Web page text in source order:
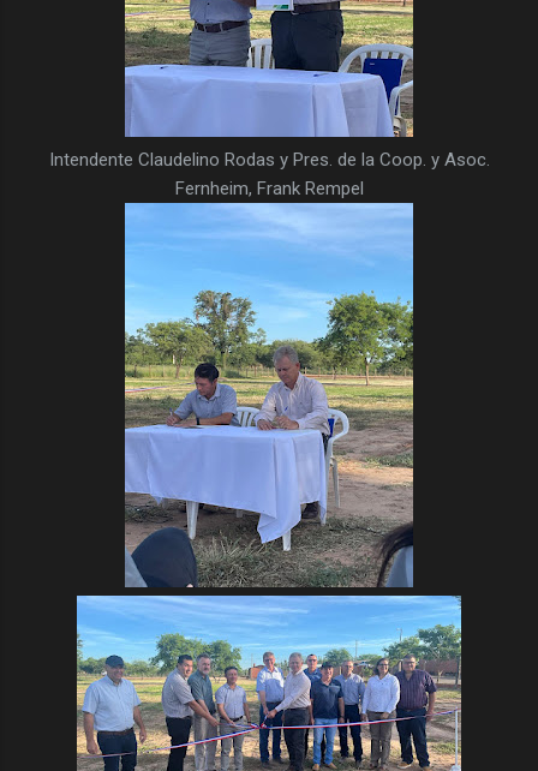
Intendente Claudelino Rodas y Pres. de la Coop. y Asoc.
Fernheim, Frank Rempel